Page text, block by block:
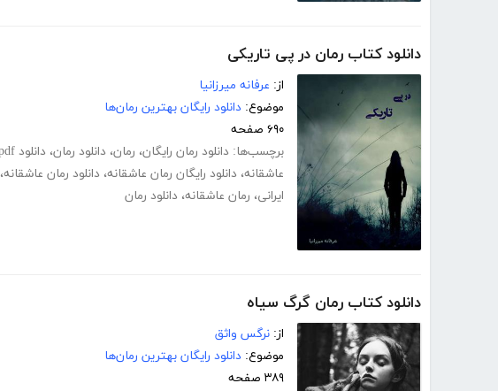
دانلود کتاب رمان در پی تاریکی
از: عرفانه میرزانیا
موضوع: دانلود رایگان بهترین رمان‌ها
۶۹۰ صفحه
برچسب‌ها: دانلود رمان رایگان، رمان، دانلود رمان، دانلود pdf رمان
عاشقانه، دانلود رایگان رمان عاشقانه، دانلود رمان عاشقانه،
ایرانی، رمان عاشقانه، دانلود رمان
دانلود کتاب رمان گرگ سیاه
از: نرگس واثق
موضوع: دانلود رایگان بهترین رمان‌ها
۳۸۹ صفحه